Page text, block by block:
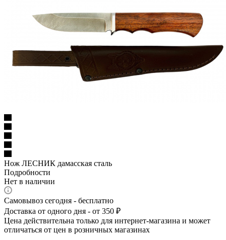
Нож ЛЕСНИК дамасская сталь
Подробности
Нет в наличии
Самовывоз сегодня - бесплатно
Доставка от одного дня - от 350 ₽
Цена действительна только для интернет-магазина и может
отличаться от цен в розничных магазинах